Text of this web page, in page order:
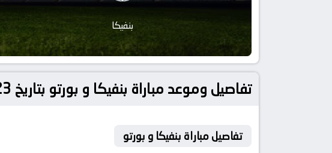
بنفيكا
تفاصيل وموعد مباراة بنفيكا و بورتو بتاريخ 2023-04-07 في دوري الدوري البرتغالي
تفاصيل مباراة بنفيكا و بورتو